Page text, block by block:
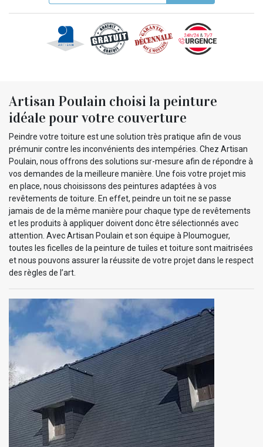
Artisan Poulain choisi la peinture
idéale pour votre couverture
Peindre votre toiture est une solution très pratique afin de vous
prémunir contre les inconvénients des intempéries. Chez Artisan
Poulain, nous offrons des solutions sur-mesure afin de répondre à
vos demandes de la meilleure manière. Une fois votre projet mis
en place, nous choisissons des peintures adaptées à vos
revêtements de toiture. En effet, peindre un toit ne se passe
jamais de de la même manière pour chaque type de revêtements
et les produits à appliquer doivent donc être sélectionnés avec
attention. Avec Artisan Poulain et son équipe à Ploumoguer,
toutes les ficelles de la peinture de tuiles et toiture sont maitrisées
et nous pouvons assurer la réussite de votre projet dans le respect
des règles de l’art.